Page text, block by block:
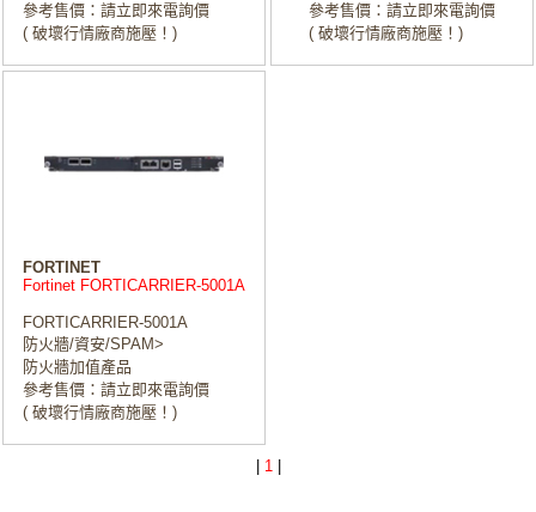
參考售價：請立即來電詢價
( 破壞行情廠商施壓！)
參考售價：請立即來電詢價
( 破壞行情廠商施壓！)
FORTINET
Fortinet FORTICARRIER-5001A
FORTICARRIER-5001A
防火牆/資安/SPAM>
防火牆加值產品
參考售價：請立即來電詢價
( 破壞行情廠商施壓！)
1|